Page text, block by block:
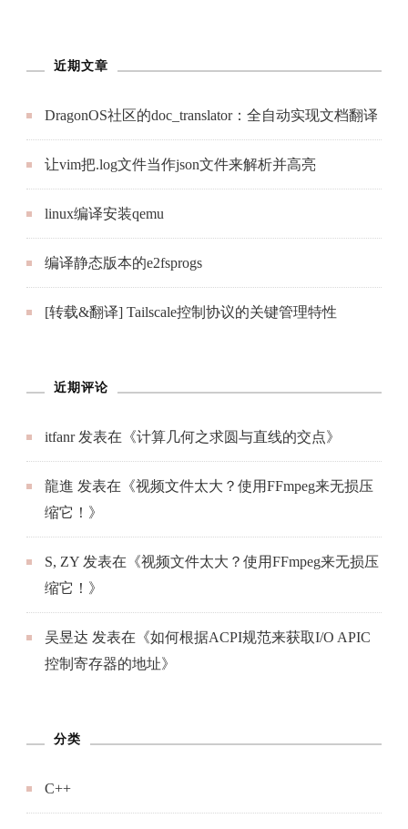
近期文章
DragonOS社区的doc_translator：全自动实现文档翻译
让vim把.log文件当作json文件来解析并高亮
linux编译安装qemu
编译静态版本的e2fsprogs
[转载&翻译] Tailscale控制协议的关键管理特性
近期评论
itfanr发表在《计算几何之求圆与直线的交点》
龍進 发表在《视频文件太大？使用FFmpeg来无损压
缩它！ 》
S, ZY 发表在《视频文件太大？使用FFmpeg来无损压
缩它！ 》
吴昱达 发表在《如何根据ACPI规范来获取I/O APIC
控制寄存器的地址》
分类
C++